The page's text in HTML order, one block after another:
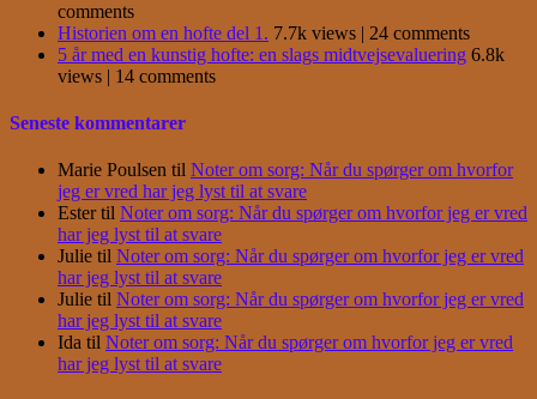
comments
Historien om en hofte del 1. 7.7k views | 24 comments
5 år med en kunstig hofte: en slags midtvejsevaluering 6.8k
views | 14 comments
Seneste kommentarer
Marie Poulsen til Noter om sorg: Når du spørger om hvorfor
jeg er vred har jeg lyst til at svare
Estertil Noter om sorg: Når du spørger om hvorfor jeg er vred
har jeg lyst til at svare
Julie til Noter om sorg: Når du spørger om hvorfor jeg er vred
har jeg lyst til at svare
Julie til Noter om sorg: Når du spørger om hvorfor jeg er vred
har jeg lyst til at svare
Ida til Noter om sorg: Når du spørger om hvorfor jeg er vred
har jeg lyst til at svare